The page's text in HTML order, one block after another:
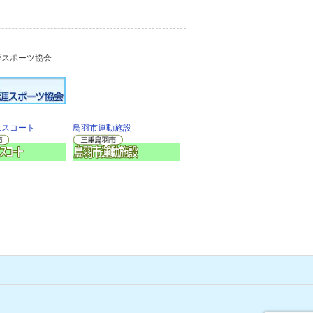
ポーツ協会